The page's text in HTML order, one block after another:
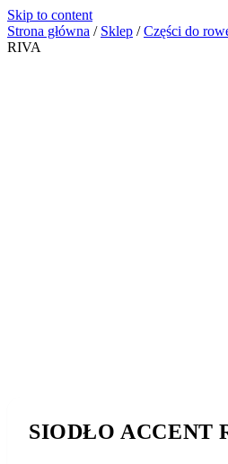
Skip to content
Strona główna / Sklep / Części do
RIVA
SIODŁO ACCENT